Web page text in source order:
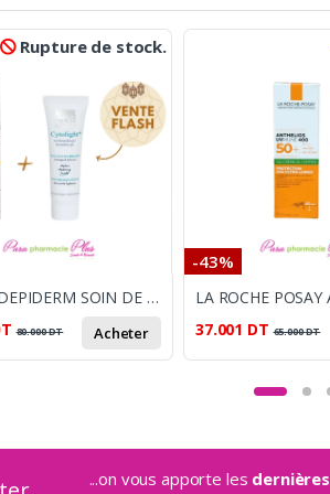
Rupture de stock.
URIAGE DEPIDERM SOIN DE JOUR ANTI TACHE SPF50+30ML + CYTOLNAT CYTOLIGHT GEL 30ML
80.000DT Acheter
-43%
37.001 DT 65.000DT
...on vous apporte les dernières